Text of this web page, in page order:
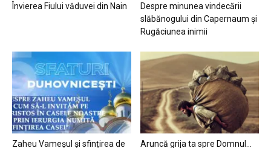
Învierea Fiului văduvei din Nain
Despre minunea vindecării
slăbănogului din Capernaum și
Rugăciunea inimii
Zaheu Vameșul și sfințirea de
Aruncă grija ta spre Domnul…